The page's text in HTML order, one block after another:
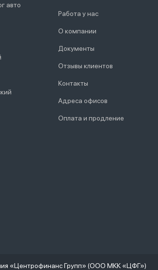
авто
Работа у нас
О компании
Документы
Отзывы клиентов
Контакты
Адреса офисов
Оплата и продление
«Центрофинанс Групп» (ООО МКК «ЦФГ»)